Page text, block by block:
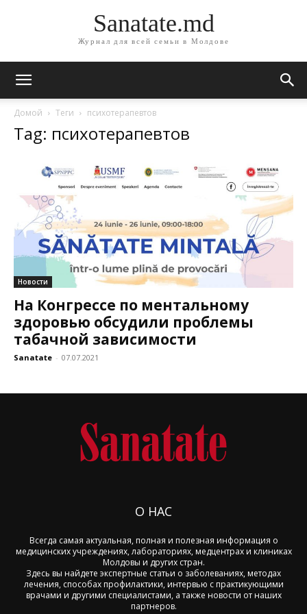
Sanatate.md
Журнал для всей семьи в Молдове
Домой Теги психотерапевтов
Tag: психотерапевтов
Новости
На Конгрессе по ментальному
здоровью обсудили проблемы
табачной зависимости
Sanatate - 07.07.2021
О НАС
Всегда самая актуальная, полная и полезная информация о
медицинских учреждениях, лабораториях, медцентрах и клиниках
Молдовы и других стран.
Здесь вы найдете экспертные статьи о заболеваниях, методах
лечения, способах профилактики, интервью с практикующими
врачами и другими специалистами, а также новости от наших
партнеров.